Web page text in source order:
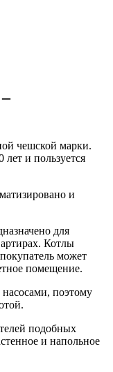
чешской марки.
и пользуется
и
для
Котлы
может
помещение.
поэтому
подобных
и напольное